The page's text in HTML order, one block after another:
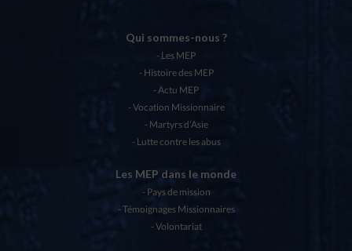
Qui sommes-nous ?
Les MEP
Histoire des MEP
Actu MEP
Vocation Missionnaire
Martyrs d’Asie
Lutte contre les abus
Les MEP dans le monde
Pays de mission
Témoignages Missionnaires
Volontariat